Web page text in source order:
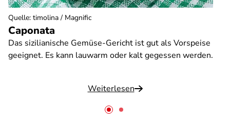
Caponata
Das sizilianische Gemüse-Gericht ist gut als Vorspeise
geeignet. Es kann lauwarm oder kalt gegessen werden.
Weiterlesen
Quelle: timolina / Magnific